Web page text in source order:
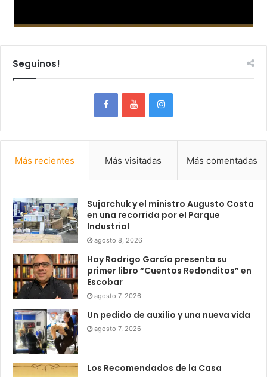
Seguinos!
Más recientes Más visitadas Más comentadas
Sujarchuk y el ministro Augusto Costa
en una recorrida por el Parque
Industrial
agosto 8, 2026
Hoy Rodrigo García presenta su
primer libro “Cuentos Redonditos” en
Escobar
agosto 7, 2026
Un pedido de auxilio y una nueva vida
agosto 7, 2026
Los Recomendados de la Casa